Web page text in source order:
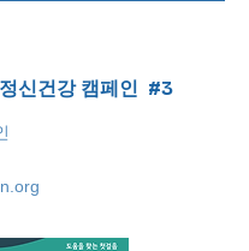
신건강 캠페인 #3